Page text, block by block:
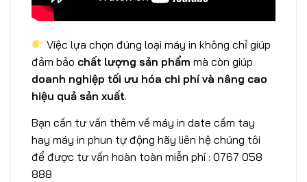
Việc lựa chọn đúng loại máy in không chỉ giúp
đảm bảo chất lượng sản phẩm mà còn giúp
doanh nghiệp tối ưu hóa chi phí và nâng cao
hiệu quả sản xuất.
Bạn cần tư vấn thêm về máy in date cầm tay
hay máy in phun tự động hãy liên hệ chúng tôi
để được tư vấn hoàn toàn miễn phí : 0767 058
888